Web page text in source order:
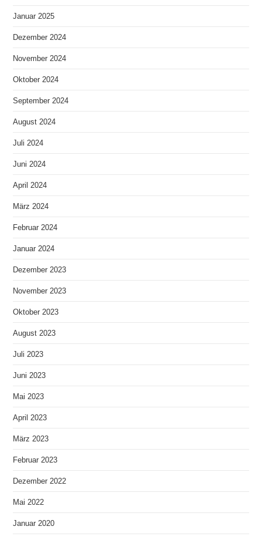
Januar 2025
Dezember 2024
November 2024
Oktober 2024
September 2024
August 2024
Juli 2024
Juni 2024
April 2024
März 2024
Februar 2024
Januar 2024
Dezember 2023
November 2023
Oktober 2023
August 2023
Juli 2023
Juni 2023
Mai 2023
April 2023
März 2023
Februar 2023
Dezember 2022
Mai 2022
Januar 2020